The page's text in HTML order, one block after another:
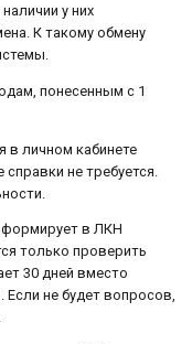
у них
К такому обмену
понесенным с 1
личном кабинете
не требуется.
в ЛКН
только проверить
30 дней вместо
Если не будет вопросов,